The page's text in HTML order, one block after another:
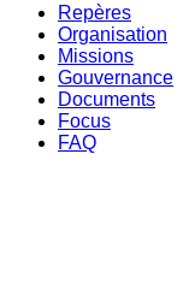
Repères
Organisation
Missions
Gouvernance
Documents
Focus
FAQ